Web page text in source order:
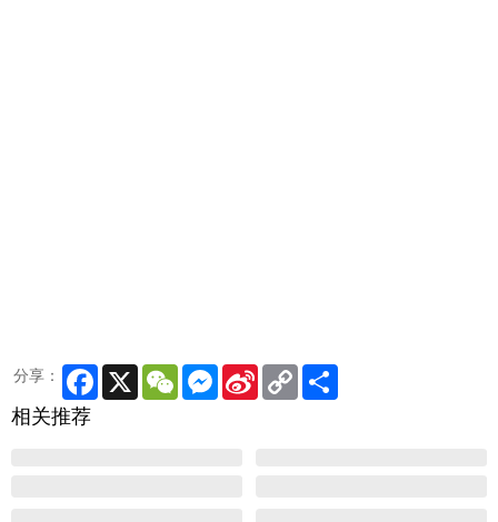
分享： Facebook
X WeChatMessenger
Sina
Weibo
Copy
Link
相关推荐